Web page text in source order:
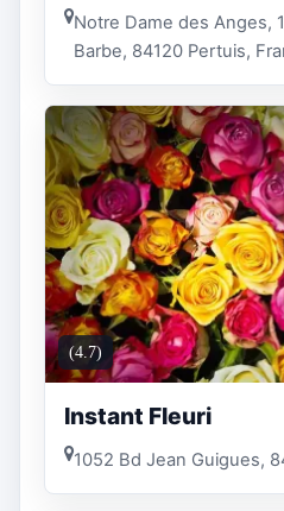
Notre Dame des Anges,
Barbe, 84120 Pertuis,
(4.7)
Instant Fleuri
1052 Bd Jean Guigues,